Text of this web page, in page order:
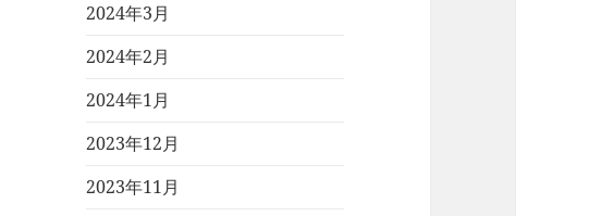
2024年3月
2024年2月
2024年1月
2023年12月
2023年11月